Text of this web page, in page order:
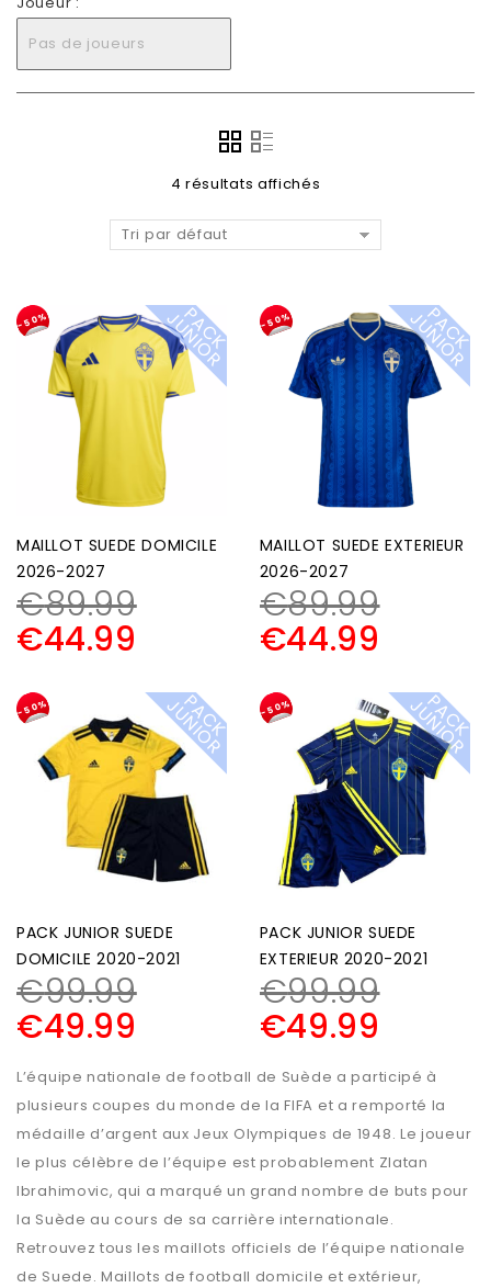
Pas de joueurs
4 résultats affichés
Tri par défaut
-50% P
A
C
K
J
U
N
I
O
R
MAILLOT SUEDE DOMICILE
2026-2027
€89.99
€44.99
-50% P
A
C
K
J
U
N
I
O
R
MAILLOT SUEDE EXTERIEUR
2026-2027
€89.99
€44.99
-50% P
A
C
K
J
U
N
I
O
R
PACK JUNIOR SUEDE
DOMICILE 2020-2021
€99.99
€49.99
-50% P
A
C
K
J
U
N
I
O
R
PACK JUNIOR SUEDE
EXTERIEUR 2020-2021
€99.99
€49.99
L’équipe nationale de football de Suède a participé à
plusieurs coupes du monde de la FIFA et a remporté la
médaille d’argent aux Jeux Olympiques de 1948. Le joueur
le plus célèbre de l’équipe est probablement Zlatan
Ibrahimovic, qui a marqué un grand nombre de buts pour
la Suède au cours de sa carrière internationale.
Retrouvez tous les maillots officiels de l’équipe nationale
de Suede. Maillots de football domicile et extérieur,